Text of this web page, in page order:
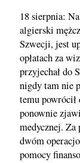
18 sierpnia:
algierski
Szwecji, jest
opłatach za
przyjechał do
nigdy tam nie
temu
ponownie
medycznej. Za
dwóm
pomocy